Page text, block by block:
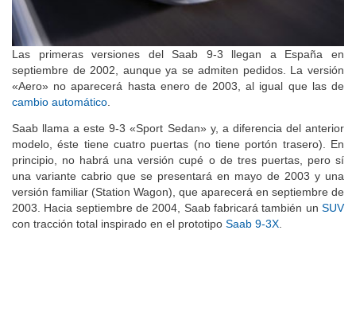
Las primeras versiones del Saab 9-3 llegan a España en
septiembre de 2002, aunque ya se admiten pedidos. La versión
«Aero» no aparecerá hasta enero de 2003, al igual que las de
cambio automático
Saab llama a este 9-3 «Sport Sedan» y, a diferencia del anterior
modelo, éste tiene cuatro puertas (no tiene portón trasero). En
principio, no habrá una versión cupé o de tres puertas, pero sí
una variante cabrio que se presentará en mayo de 2003 y una
versión familiar (Station Wagon), que aparecerá en septiembre de
2003. Hacia septiembre de 2004, Saab fabricará también un SUV
con tracción total inspirado en el prototipo Saab 9-3X